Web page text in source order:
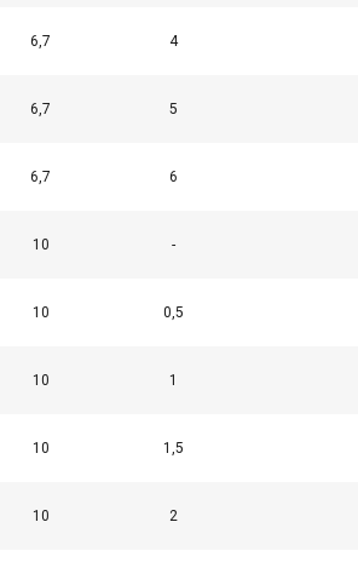
6,7 4
6,7 5
6,7 6
10 -
10 0,5
10 1
10 1,5
10 2